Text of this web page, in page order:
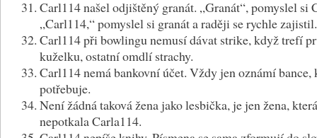
Carl114 našel odjištěný granát. „Granát“, pomyslel si
„Carl114,“ pomyslel si granát a raději se rychle zajistil.
Carl114 při bowlingu nemusí dávat strike, když trefí
kuželku, ostatní omdlí strachy.
Carl114 nemá bankovní účet. Vždy jen oznámí bance,
potřebuje.
Není žádná taková žena jako lesbička, je jen žena,
nepotkala Carla114.